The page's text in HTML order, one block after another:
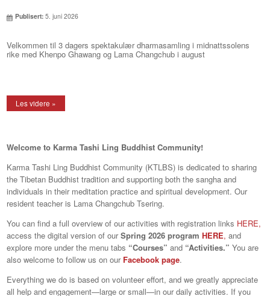
Publisert: 5. juni 2026
Velkommen til 3 dagers spektakulær dharmasamling i midnattssolens
rike med Khenpo Ghawang og Lama Changchub i august
Les videre »
Welcome to Karma Tashi Ling Buddhist Community!
Karma Tashi Ling Buddhist Community (KTLBS) is dedicated to sharing
the Tibetan Buddhist tradition and supporting both the sangha and
individuals in their meditation practice and spiritual development. Our
resident teacher is Lama Changchub Tsering.
You can find a full overview of our activities with registration links HERE,
access the digital version of ourSpring 2026 program HERE, and
explore more under the menu tabs “Courses” and “Activities.” You are
also welcome to follow us on our Facebook page.
Everything we do is based on volunteer effort, and we greatly appreciate
all help and engagement—large or small—in our daily activities. If you